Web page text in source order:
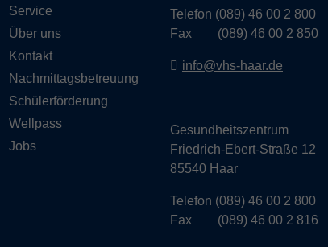
Service
Über uns
Kontakt
Nachmittagsbetreuung
Schülerförderung
Wellpass
Jobs
Telefon (089) 46 00 2 800
Fax (089) 46 00 2 850
info@vhs-haar.de
Gesundheitszentrum
Friedrich-Ebert-Straße 12
85540 Haar
Telefon (089) 46 00 2 800
Fax (089) 46 00 2 816